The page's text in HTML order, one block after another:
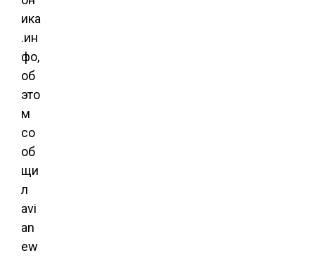
ика
.ин
фо,
об
это
м
со
об
щи
л
avi
an
ew